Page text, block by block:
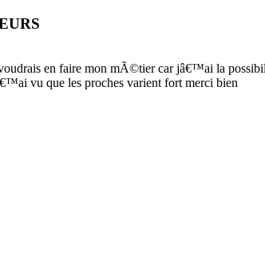
en faire mon mÃ©tier car jâ€™ai la
vu que les proches varient fort merci bien